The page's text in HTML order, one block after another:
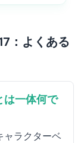
：よくある
は一体何で
ャラクターベ